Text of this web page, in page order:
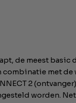
de meest basic
combinatie met de
2
worden.